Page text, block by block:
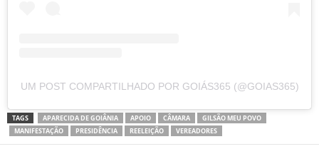
UM POST COMPARTILHADO POR GOIÁS365 (@GOIAS365)
TAGS APARECIDA DE GOIÂNIA APOIO CÂMARA
GILSÃO MEU POVO
MANIFESTAÇÃO
PRESIDÊNCIA REELEIÇÃO VEREADORES